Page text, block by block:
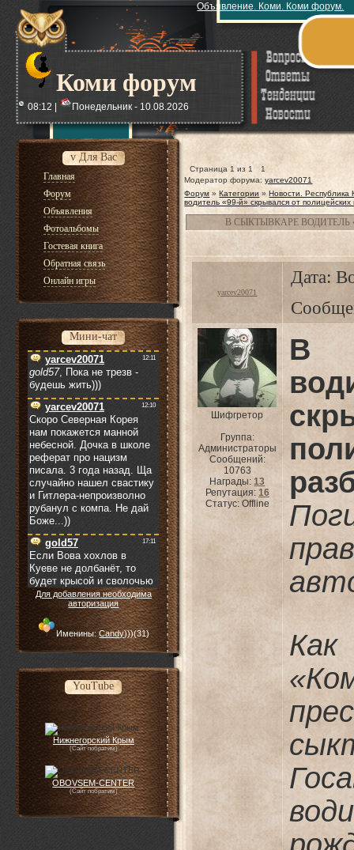
Коми форум
Объявление. Коми. Коми форум.
08:12 | Понедельник - 10.08.2026
v Для Вас
Главная
Форум
Объявления
Фотоальбомы
Гостевая книга
Обратная связь
Онлайн игры
Мини-чат
Для добавления необходима
авторизация
Именины:Candy)))(31)
YouTube
Нижнегорский Крым
(Сайт побратим)
OBOVSEM-CENTER
(Сайт побратим)
Страница 1 из 1
1
Модератор форума:yarcev20071
Форум » Категории » Новости. Республика
водитель «99-й» скрывался от полицейских
В СЫКТЫВКАРЕ ВОДИТЕЛЬ
yarcev20071
Дата:
Шифгретор
Группа:
Администраторы
Сообщений:
10763
Награды:13
Репутация: 16
Статус: Offline
В